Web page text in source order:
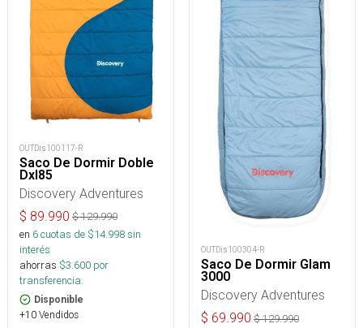
OUTDis100117-R
Saco De Dormir Doble
Dxl85
Discovery Adventures
$ 89.990 $129.990
en 6cuotas de $14.998sin
interés
ahorras $3.600 por
transferencia.
Disponible
+10 Vendidos
OUTDis100304-R
Saco De Dormir Glam
3000
Discovery Adventures
$ 69.990 $129.990